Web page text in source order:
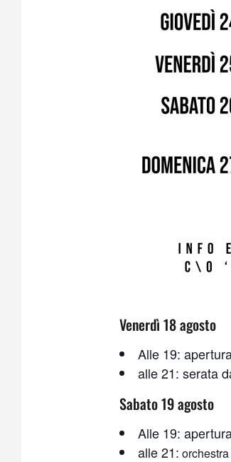
Venerdì 18 agosto
Alle 19:
alle 21: serata
Sabato 19 agosto
Alle 19:
alle 21: